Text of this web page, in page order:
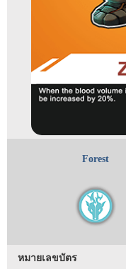
Forest
หมายเลขบัตร